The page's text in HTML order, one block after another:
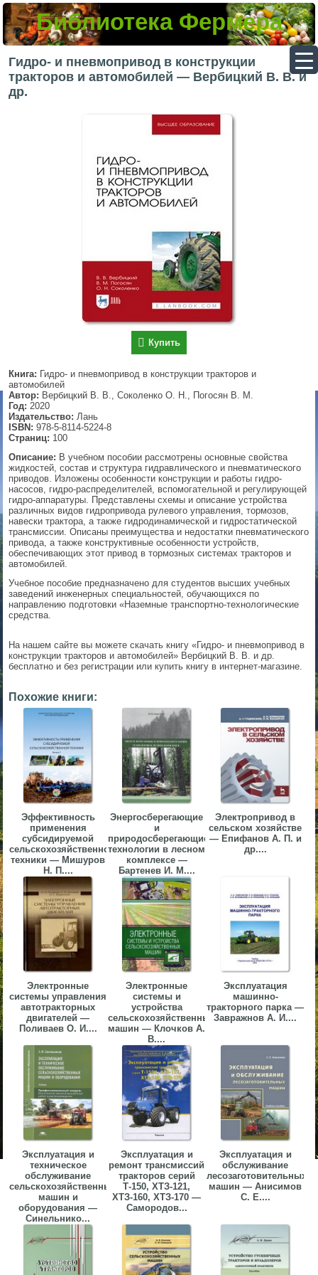
Библиотека Фермера
Гидро- и пневмопривод в конструкции
тракторов и автомобилей — Вербицкий В. В. и
др.
Купить
Книга: Гидро- и пневмопривод в конструкции тракторов и
автомобилей
Автор: Вербицкий В. В., Соколенко О. Н., Погосян В. М.
Год: 2020
Издательство: Лань
ISBN: 978-5-8114-5224-8
Страниц: 100
Описание: В учебном пособии рассмотрены основные свойства
жидкостей, состав и структура гидравлического и пневматического
приводов. Изложены особенности конструкции и работы гидро-
насосов, гидро-распределителей, вспомогательной и регулирующей
гидро-аппаратуры. Представлены схемы и описание устройства
различных видов гидропривода рулевого управления, тормозов,
навески трактора, а также гидродинамической и гидростатической
трансмиссии. Описаны преимущества и недостатки пневматического
привода, а также конструктивные особенности устройств,
обеспечивающих этот привод в тормозных системах тракторов и
автомобилей.
Учебное пособие предназначено для студентов высших учебных
заведений инженерных специальностей, обучающихся по
направлению подготовки «Наземные транспортно-технологические
средства.
На нашем сайте вы можете скачать книгу «Гидро- и пневмопривод в
конструкции тракторов и автомобилей» Вербицкий В. В. и др.
бесплатно и без регистрации или купить книгу в интернет-магазине.
Похожие книги:
Эффективность
применения
субсидируемой
сельскохозяйственной
техники — Мишуров
Н. П....
Энергосберегающие
и
природосберегающие
технологии в лесном
комплексе —
Бартенев И. М....
Электропривод в
сельском хозяйстве
— Епифанов А. П. и
др....
Электронные
системы управления
автотракторных
двигателей —
Поливаев О. И....
Электронные
системы и
устройства
сельскохозяйственных
машин — Клочков А.
В....
Эксплуатация
машинно-
тракторного парка —
Завражнов А. И....
Эксплуатация и
техническое
обслуживание
сельскохозяйственных
машин и
оборудования —
Синельнико...
Эксплуатация и
ремонт трансмиссий
тракторов серий
Т-150, ХТЗ-121,
ХТЗ-160, ХТЗ-170 —
Самородов...
Эксплуатация и
обслуживание
лесозаготовительных
машин — Анисимов
С. Е....
▼
▼
▼
▼
▼
▼